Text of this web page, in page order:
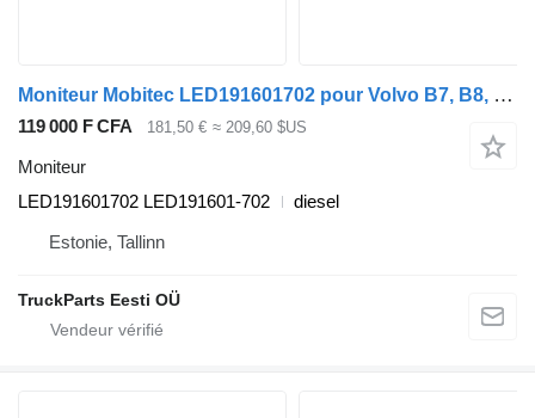
Moniteur Mobitec LED191601702 pour Volvo B7, B8, B9, B12 bus (2005-)
119 000 F CFA 181,50 € ≈ 209,60 $US
Moniteur
LED191601702 LED191601-702
diesel
Estonie, Tallinn
TruckParts Eesti OÜ